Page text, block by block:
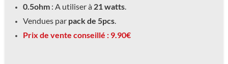
0.5ohm : A utiliser à 21 watts.
Vendues par pack de 5pcs.
Prix ​​de vente conseillé : 9.90€